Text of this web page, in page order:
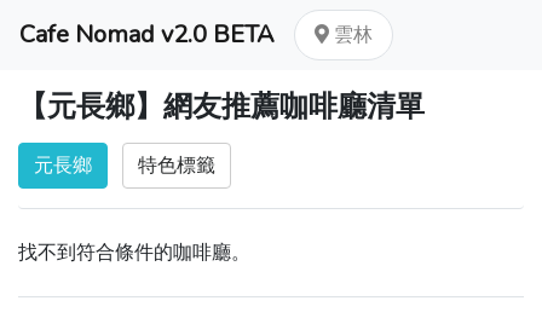
Cafe Nomad v2.0 BETA 雲林
【元長鄉】網友推薦咖啡廳清單
元長鄉 特色標籤
找不到符合條件的咖啡廳。